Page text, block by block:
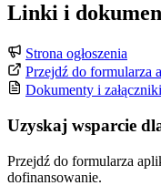
Linki i
Strona ogłoszenia
Przejdź do formularza
Dokumenty i załączniki
Uzyskaj wsparcie
Przejdź do formularza
dofinansowanie.